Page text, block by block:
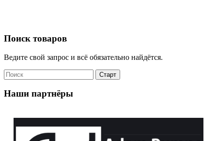
Поиск товаров
Ведите свой запрос и всё обязательно найдётся.
Наши партнёры